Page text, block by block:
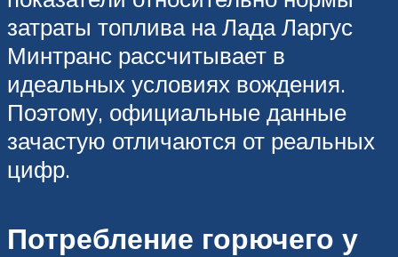
затраты топлива на Лада Ларгус
Минтранс рассчитывает в
идеальных условиях вождения.
Поэтому, официальные данные
зачастую отличаются от реальных
цифр.
Потребление горючего у